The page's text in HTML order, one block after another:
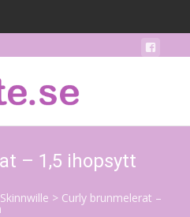
– 1,5 ihopsytt
Skinnwille > Curly brunmelerat –